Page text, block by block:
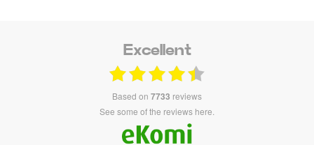
Excellent
based on 7733 reviews
see some of the reviews here.